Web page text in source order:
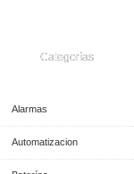
Categorías
Alarmas
Automatizacion